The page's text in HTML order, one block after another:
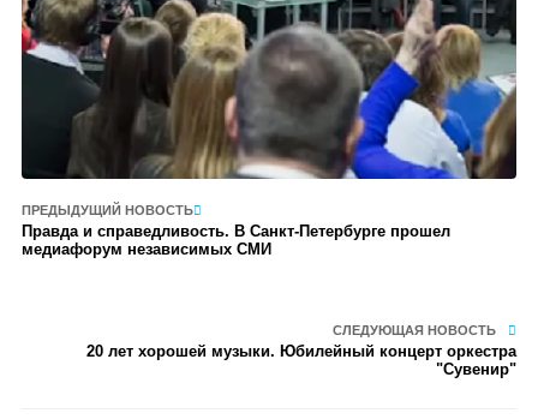
ПРЕДЫДУЩИЙ НОВОСТЬ
Правда и справедливость. В Санкт-Петербурге прошел
медиафорум независимых СМИ
СЛЕДУЮЩАЯ НОВОСТЬ
20 лет хорошей музыки. Юбилейный концерт оркестра
"Сувенир"